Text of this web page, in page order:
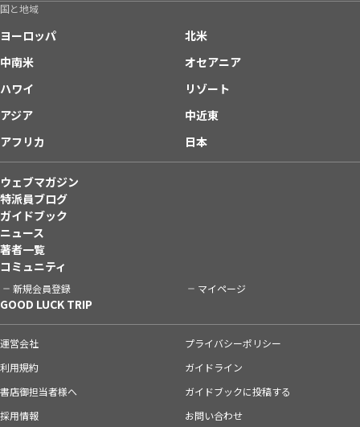
国と地域
ヨーロッパ
北米
中南米
オセアニア
ハワイ
リゾート
アジア
中近東
アフリカ
日本
ウェブマガジン
特派員ブログ
ガイドブック
ニュース
著者一覧
コミュニティ
新規会員登録 マイページ
GOOD LUCK TRIP
運営会社
プライバシーポリシー
利用規約
ガイドライン
書店御担当者様へ
ガイドブックに投稿する
採用情報
お問い合わせ